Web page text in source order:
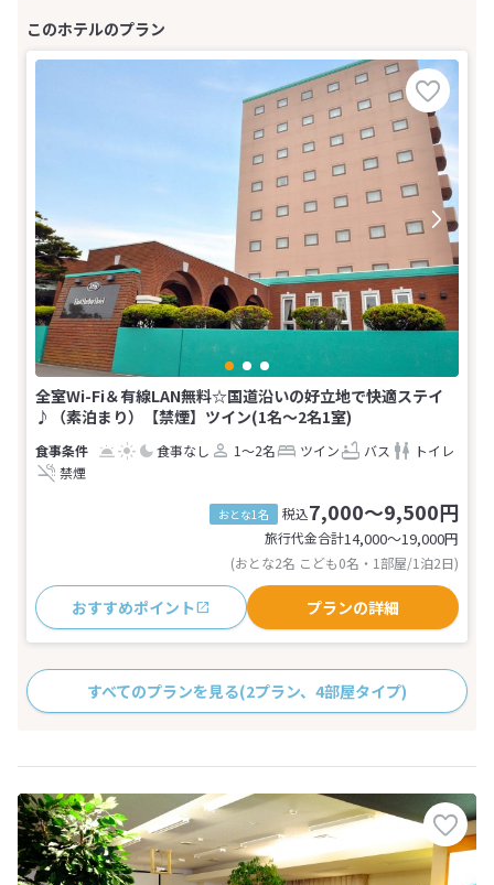
全室Wi-Fi＆有線LAN無料☆国道沿いの好立地で快適ステイ
♪（素泊まり）【禁煙】ツイン(1名～2名1室)
食事なし 1～2名 ツイン バス
トイレ
禁煙
おとな1名 税込7,000～9,500円
旅行代金合計14,000〜19,000円
(おとな2名 こども0名・1部屋/1泊2日)
おすすめポイント プランの詳細
すべてのプランを見る(2プラン、4部屋タイプ)